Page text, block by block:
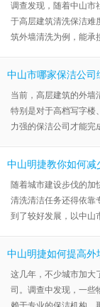
调查发现，随着中山市
于高层建筑清洗保洁难
筑外墙清洗为例，能承
中山市哪家保洁公司
当前，高层建筑的外墙
特别是对于高档写字楼
力强的保洁公司才能完
中山明捷教你如何减
随着城市建设步伐的加
清洗清洁任务还得依靠
到了较好发展，以中山
中山明捷如何提高外
这几年，不少城市加大
司。调查中发现，一些